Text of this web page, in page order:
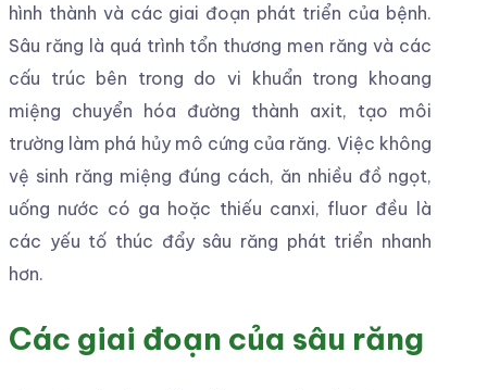
hình thành và các giai đoạn phát triển của bệnh.
Sâu răng là quá trình tổn thương men răng và các
cấu trúc bên trong do vi khuẩn trong khoang
miệng chuyển hóa đường thành axit, tạo môi
trường làm phá hủy mô cứng của răng. Việc không
vệ sinh răng miệng đúng cách, ăn nhiều đồ ngọt,
uống nước có ga hoặc thiếu canxi, fluor đều là
các yếu tố thúc đẩy sâu răng phát triển nhanh
hơn.
Các giai đoạn của sâu răng